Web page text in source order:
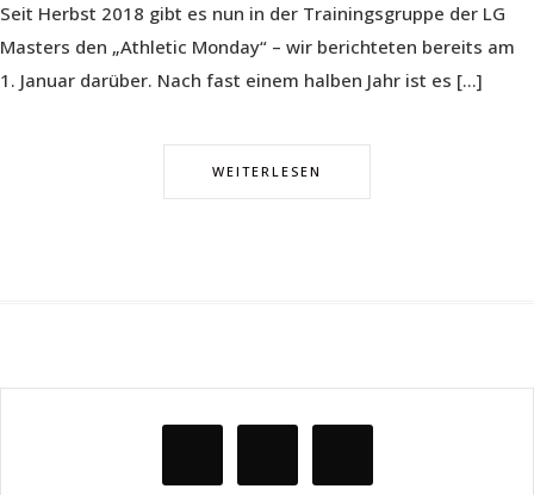
Seit Herbst 2018 gibt es nun in der Trainingsgruppe der LG
Masters den „Athletic Monday“ – wir berichteten bereits am
1. Januar darüber. Nach fast einem halben Jahr ist es […]
WEITERLESEN